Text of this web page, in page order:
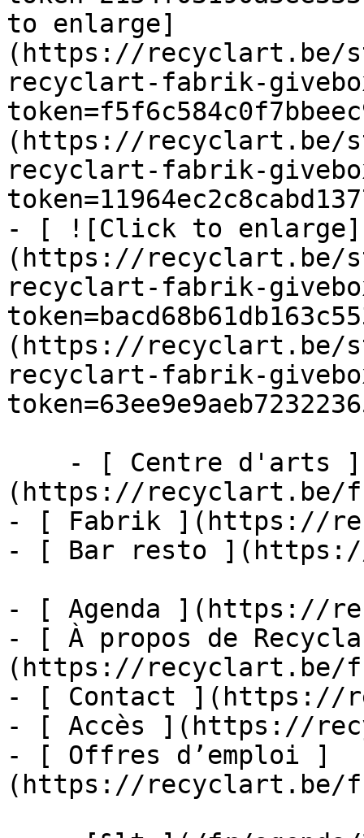
to enlarge]
(https://recyclart.be/
recyclart-fabrik-
(https://recyclart.be/
recyclart-fabrik-
- [ ![Click to enlarge]
(https://recyclart.be/
recyclart-fabrik-
(https://recyclart.be/
recyclart-fabrik-
(https://recyclart.be/
- [ Fabrik ](https://
- [ Bar resto
- [ Agenda ](https://
- [ À propos de
(https://recyclart.be/
- [ Contact ](https://
- [ Accès ](https://
- [ Offres d’emploi ]
(https://recyclart.be/